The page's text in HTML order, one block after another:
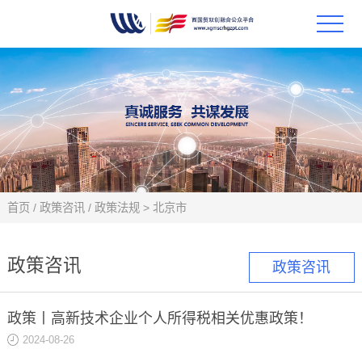
首页
政策
科技
合作
政策咨讯
首页 / 政策咨讯 / 政策法规> 北京市
政策咨讯
政策丨高新技术企业个人所得税相关优惠政策！
2024-08-26